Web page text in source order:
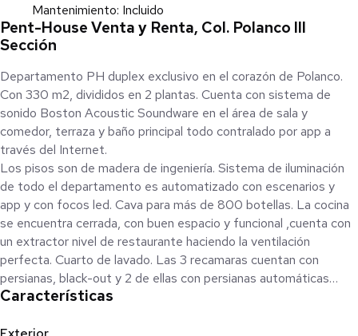
Mantenimiento: Incluido
Pent-House Venta y Renta, Col. Polanco III
Sección
Departamento PH duplex exclusivo en el corazón de Polanco.
Con 330 m2, divididos en 2 plantas. Cuenta con sistema de
sonido Boston Acoustic Soundware en el área de sala y
comedor, terraza y baño principal todo contralado por app a
través del Internet.
Los pisos son de madera de ingeniería. Sistema de iluminación
de todo el departamento es automatizado con escenarios y
app y con focos led. Cava para más de 800 botellas. La cocina
se encuentra cerrada, con buen espacio y funcional ,cuenta con
un extractor nivel de restaurante haciendo la ventilación
perfecta. Cuarto de lavado. Las 3 recamaras cuentan con
persianas, black-out y 2 de ellas con persianas automáticas
eléctricas.
Características